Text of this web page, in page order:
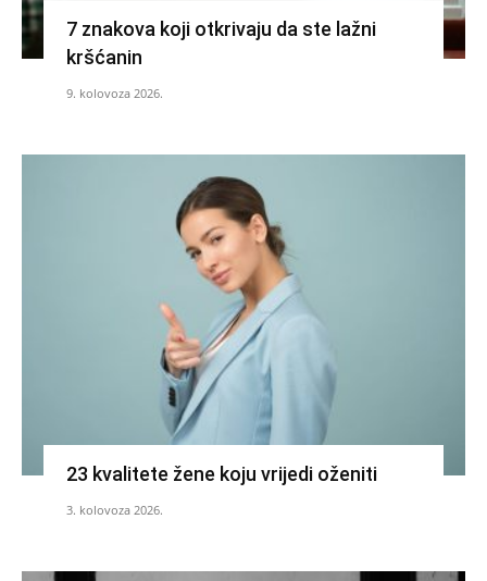
7 znakova koji otkrivaju da ste lažni
kršćanin
9. kolovoza 2026.
23 kvalitete žene koju vrijedi oženiti
3. kolovoza 2026.